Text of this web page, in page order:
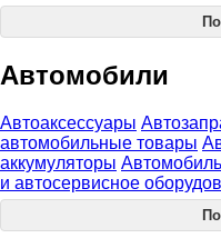
Автомобили
Автоаксессуары
автомобильные товары
аккумуляторы
и автосервисное